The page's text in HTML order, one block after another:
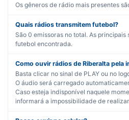
Os gêneros de rádio mais presentes
Quais rádios transmitem futebol?
São 0 emissoras no total. As principais
futebol encontrada.
Como ouvir rádios de Riberalta pela
Basta clicar no sinal de PLAY ou no
O áudio será carregado
Caso esteja indisponível naquele
informará a impossibilidade de